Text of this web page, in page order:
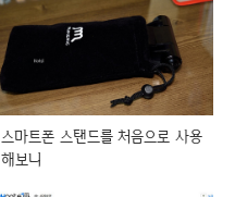
스마트폰 스탠드를 처음으로 사용
해보니